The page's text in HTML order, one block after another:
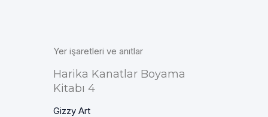
Yer işaretleri ve anıtlar
Harika Kanatlar Boyama
Kitabı 4
Gizzy Art